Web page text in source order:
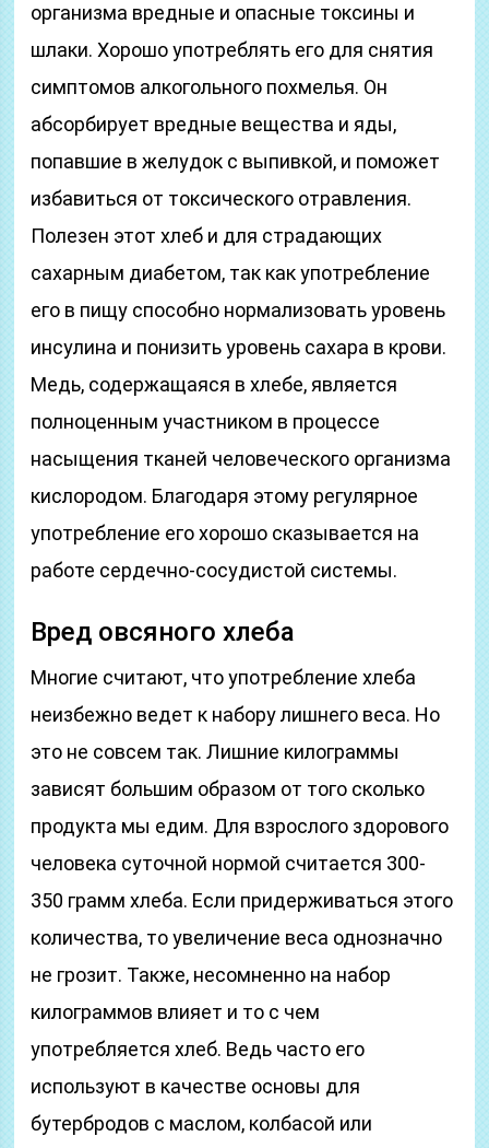
организма вредные и опасные токсины и
шлаки. Хорошо употреблять его для снятия
симптомов алкогольного похмелья. Он
абсорбирует вредные вещества и яды,
попавшие в желудок с выпивкой, и поможет
избавиться от токсического отравления.
Полезен этот хлеб и для страдающих
сахарным диабетом, так как употребление
его в пищу способно нормализовать уровень
инсулина и понизить уровень сахара в крови.
Медь, содержащаяся в хлебе, является
полноценным участником в процессе
насыщения тканей человеческого организма
кислородом. Благодаря этому регулярное
употребление его хорошо сказывается на
работе сердечно-сосудистой системы.
Вред овсяного хлеба
Многие считают, что употребление хлеба
неизбежно ведет к набору лишнего веса. Но
это не совсем так. Лишние килограммы
зависят большим образом от того сколько
продукта мы едим. Для взрослого здорового
человека суточной нормой считается 300-
350 грамм хлеба. Если придерживаться этого
количества, то увеличение веса однозначно
не грозит. Также, несомненно на набор
килограммов влияет и то с чем
употребляется хлеб. Ведь часто его
используют в качестве основы для
бутербродов с маслом, колбасой или